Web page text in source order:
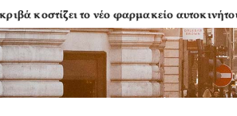
το νέο φαρμακείο αυτοκινήτου